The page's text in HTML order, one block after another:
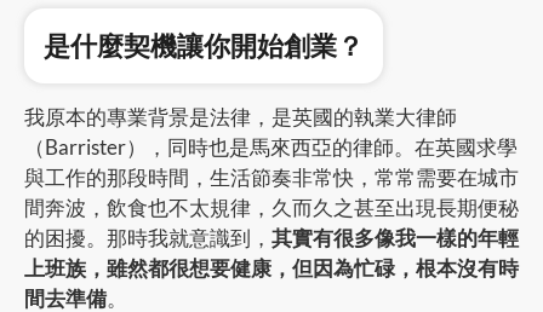
是什麼契機讓你開始創業？
我原本的專業背景是法律，是英國的執業大律師
（Barrister），同時也是馬來西亞的律師。在英國求學
與工作的那段時間，生活節奏非常快，常常需要在城市
間奔波，飲食也不太規律，久而久之甚至出現長期便秘
的困擾。那時我就意識到， 其實有很多像我一樣的年輕
上班族，雖然都很想要健康，但因為忙碌，根本沒有時
間去準備。